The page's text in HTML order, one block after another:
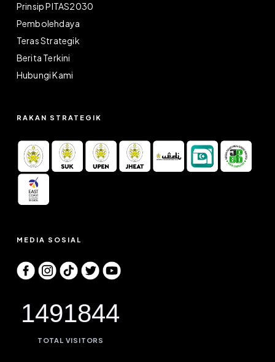
Prinsip PITAS2030
Pembolehdaya
Teras Strategik
Berita Terkini
Hubungi Kami
RAKAN STRATEGIK
MEDIA SOSIAL
1491844
TOTAL VISITORS